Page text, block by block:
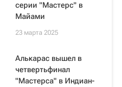
серии "Мастерс" в
Майами
23 марта 2025
Алькарас вышел в
четвертьфинал
"Мастерса" в Индиан-